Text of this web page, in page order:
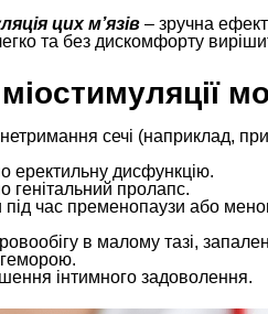
цих м’язів – зручна
та без дискомфорту
сечі (наприклад,
еректильну дисфункцію.
генітальний пролапс.
під час пременопаузи або
в малому тазі,
інтимного задоволення.